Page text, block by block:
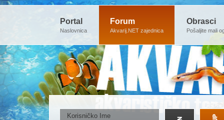
Portal
Naslovnica
Forum
Akvarij.NET zajednica
Obrasci
Pošaljite mali